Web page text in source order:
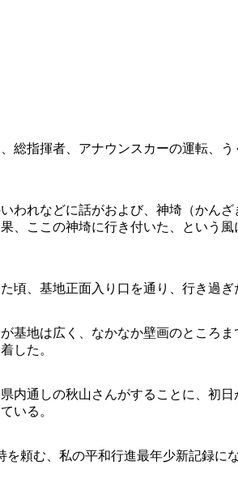
総指揮者、アナウンスカーの運転、
われなどに話がおよび、神埼（かん
、ここの神埼に行き付いた、という
、基地正面入り口を通り、行き過ぎ
基地は広く、なかなか壁画のところ
した。
内通しの秋山さんがすることに、初
いる。
頼む、私の平和行進最年少新記録に